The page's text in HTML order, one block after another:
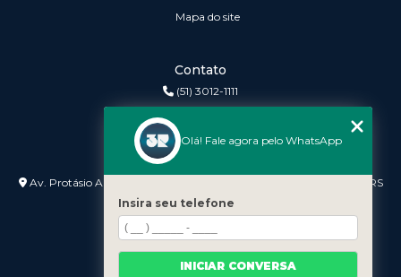
Mapa do site
Contato
(51) 3012-1111
Endereço
Av. Protásio Alves nº 3240 Lojas 7 e 8 - Petrópolis - Porto Alegre - RS
- 90410-007
Olá! Fale agora pelo WhatsApp
Insira seu telefone
INICIAR CONVERSA